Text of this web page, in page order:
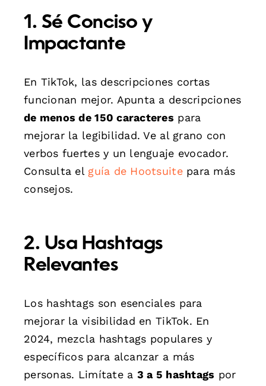
1. Sé Conciso y
Impactante
En TikTok, las descripciones cortas
funcionan mejor. Apunta a descripciones
de menos de 150 caracteres para
mejorar la legibilidad. Ve al grano con
verbos fuertes y un lenguaje evocador.
Consulta el guía de Hootsuitepara más
consejos.
2. Usa Hashtags
Relevantes
Los hashtags son esenciales para
mejorar la visibilidad en TikTok. En
2024, mezcla hashtags populares y
específicos para alcanzar a más
personas. Limítate a 3 a 5 hashtags por